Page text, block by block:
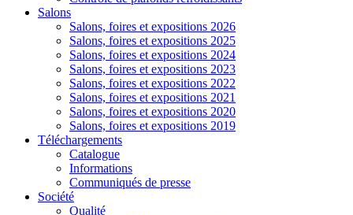
Salons
Salons, foires et expositions 2026
Salons, foires et expositions 2025
Salons, foires et expositions 2024
Salons, foires et expositions 2023
Salons, foires et expositions 2022
Salons, foires et expositions 2021
Salons, foires et expositions 2020
Salons, foires et expositions 2019
Téléchargements
Catalogue
Informations
Communiqués de presse
Société
Qualité